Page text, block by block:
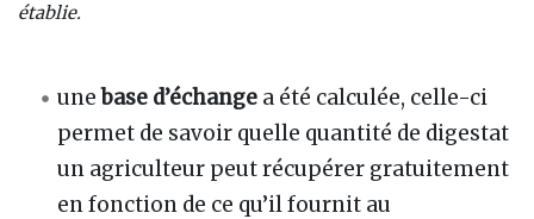
établie.
unebase d’échange a été calculée, celle-ci
permet de savoir quelle quantité de digestat
un agriculteur peut récupérer gratuitement
en fonction de ce qu’il fournit au